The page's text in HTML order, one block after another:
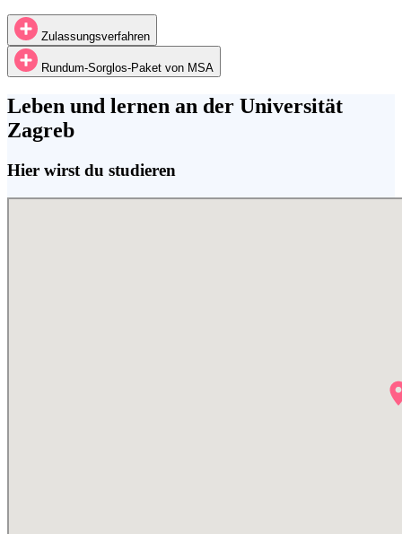
Zulassungsverfahren
Rundum-Sorglos-Paket von MSA
Leben und lernen an der Universität
Zagreb
Hier wirst du studieren